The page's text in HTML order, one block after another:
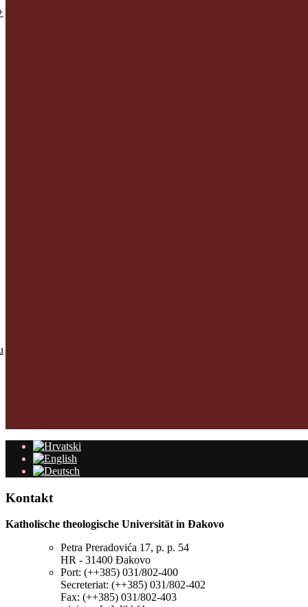
Kontakt
Katholische theologische Universität in Đakovo
Petra Preradovića 17, p. p. 54
HR - 31400 Đakovo
Port: (++385) 031/802-400
Secreteriat: (++385) 031/802-402
Fax: (++385) 031/802-403